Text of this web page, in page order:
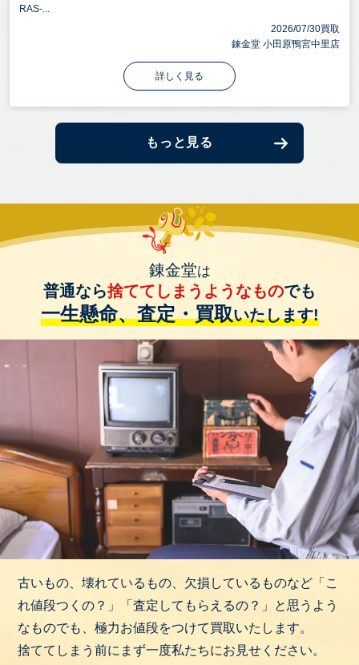
RAS-...
2026/07/30買取
錬金堂 小田原鴨宮中里店
詳しく見る
もっと見る
錬金堂は
普通なら捨ててしまうようなものでも
一生懸命、査定・買取いたします!
古いもの、壊れているもの、欠損しているものなど「こ
れ値段つくの？」「査定してもらえるの？」と思うよう
なものでも、極力お値段をつけて買取いたします。
捨ててしまう前にまず一度私たちにお見せください。